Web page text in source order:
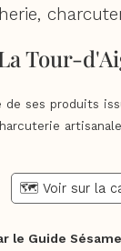
Tour-
ses produits
🗺️ Voir sur la
le Guide